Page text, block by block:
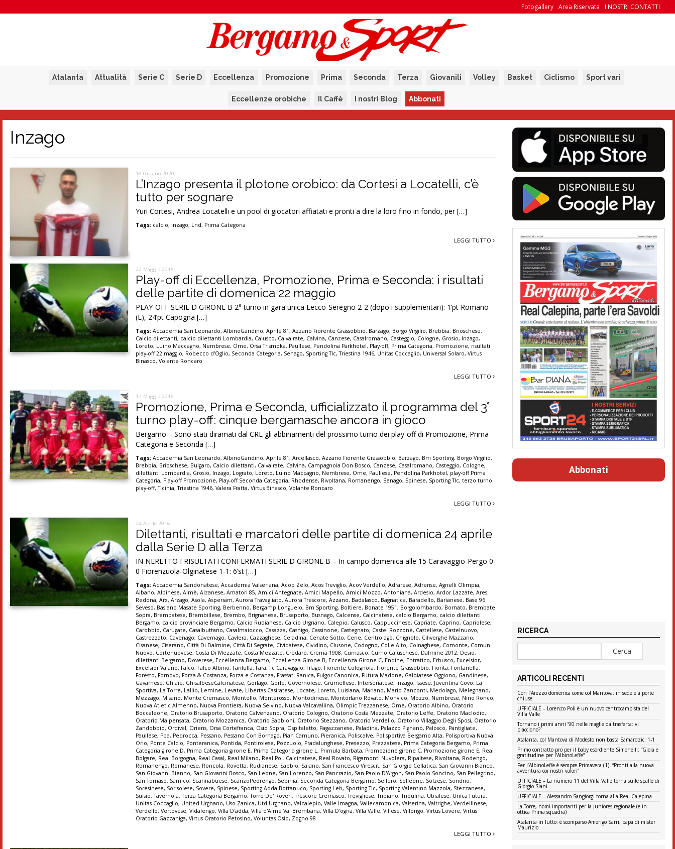
I NOSTRI CONTATTI
Area Riservata
Fotogallery
Atalanta Attualità Serie C Serie D Eccellenza Promozione Prima Seconda Terza Giovanili Volley Basket Ciclismo Sport vari
Eccellenze orobiche Il Caffè I nostri Blog Abbonati
Inzago
18 Giugno 2020
L’Inzago presenta il plotone orobico: da Cortesi a Locatelli, c’è
tutto per sognare
Yuri Cortesi, Andrea Locatelli e un pool di giocatori affiatati e pronti a dire la loro fino in fondo, per […]
Tags: calcio, Inzago, Lnd, Prima Categoria
LEGGI TUTTO
22 Maggio 2016
Play-off di Eccellenza, Promozione, Prima e Seconda: i risultati
delle partite di domenica 22 maggio
PLAY-OFF SERIE D GIRONE B 2° turno in gara unica Lecco-Seregno 2-2 (dopo i supplementari): 1’pt Romano
(L), 24’pt Capogna […]
Tags: Accademia San Leonardo,AlbinoGandino,Aprile 81,Azzano Fiorente Grassobbio, Barzago, Borgo Virgilio, Brebbia, Brioschese,
Calcio dilettanti, calcio dilettanti Lombardia, Calusco, Calvairate, Calvina, Canzese, Casalromano, Casteggio, Cologne, Grosio, Inzago,
Loreto, Luino Maccagno, Nembrese, Ome, Orsa Trismoka, Paullese, Pendolina Parkhotel, Play-off, Prima Categoria, Promozione, risultati
play-off 22 maggio, Robecco d'Oglio, Seconda Categoria, Senago, Sporting Tlc,Triestina 1946, Unitas Coccaglio, Universal Solaro,Virtus
Binasco,Volante Roncaro
LEGGI TUTTO
17 Maggio 2016
Promozione, Prima e Seconda, ufficializzato il programma del 3°
turno play-off: cinque bergamasche ancora in gioco
Bergamo – Sono stati diramati dal CRL gli abbinamenti del prossimo turno dei play-off di Promozione, Prima
Categoria e Seconda […]
Tags: Accademia San Leonardo,AlbinoGandino,Aprile 81,Arcellasco,Azzano Fiorente Grassobbio, Barzago, Bm Sporting, Borgo Virgilio,
Brebbia, Brioschese, Bulgaro, Calcio dilettanti, Calvairate, Calvina, Campagnola Don Bosco, Canzese, Casalromano, Casteggio, Cologne,
dilettanti Lombardia, Grosio, Inzago, Lograto, Loreto, Luino Maccagno, Nembrese, Ome, Paullese, Pendolina Parkhotel, play-off Prima
Categoria, Play-off Promozione, Play-off Seconda Categoria, Rhodense, Rivoltana, Romanengo, Senago, Spinese, Sporting Tlc,terzo turno
play-off,Ticinia,Triestina 1946,Valera Fratta,Virtus Binasco,Volante Roncaro
LEGGI TUTTO
24 Aprile 2016
Dilettanti, risultati e marcatori delle partite di domenica 24 aprile
dalla Serie D alla Terza
IN NERETTO I RISULTATI CONFERMATI SERIE D GIRONE B – In campo domenica alle 15 Caravaggio-Pergo 0-
0 Fiorenzuola-Olginatese 1-1: 6’st […]
Tags: Accademia Sandonatese,Accademia Valseriana,Acop Zelo,Acos Treviglio,Acov Verdello,Adrarese,Adrense,Agnelli Olimpia,
Albano,Albinese,Almè,Alzanese,Amatori 85,Amici Antegnate,Amici Mapello,Amici Mozzo,Antoniana,Ardesio,Ardor Lazzate,Ares
Redona,Arx,Arzago,Asola,Asperiam,Aurora Travagliato,Aurora Trescore,Azzano, Badalasco, Bagnatica, Baradello, Barianese, Base 96
Seveso, Basiano Masate Sporting, Berbenno, Bergamp Longuelo, Bm Sporting, Boltiere, Bonate 1951, Borgolombardo, Bornato, Brembate
Sopra, Brembatese, Brembillese, Brembo, Brignanese, Brusaporto, Busnago, Calcense, Calcinatese, calcio Bergamo, calcio dilettanti
Bergamo, calcio provinciale Bergamo, Calcio Rudianese, Calcio Urgnano, Calepio, Calusco, Cappuccinese, Capriate, Caprino, Capriolese,
Carobbio, Carugate, Casalbuttano, Casalmaiocco, Casazza, Casnigo, Cassinone, Castegnato, Castel Rozzone, Castellese, Castelnuovo,
Castrezzato, Cavenago, Cavernago, Cavlera, Cazzaghese, Celadina, Cenate Sotto, Cene, Centrolago, Chignolo, Ciliverghe Mazzano,
Cisanese, Ciserano, Città Di Dalmine, Città Di Segrate, Cividatese, Cividino, Clusone, Codogno, Colle Alto, Colnaghese, Comonte, Comun
Nuovo, Cortenuovese, Costa Di Mezzate, Costa Mezzate, Credaro, Crema 1908, Curnasco, Curno Caluschese, Dalmine 2012, Desio,
dilettanti Bergamo, Doverese, Eccellenza Bergamo, Eccellenza Girone B, Eccellenza Girone C, Endine, Entratico, Erbusco, Excelsior,
Excelsior Vaiano, Falco, Falco Albino, Fanfulla, Fara, Fc Caravaggio, Filago, Fiorente Colognola, Fiorente Grassobbio, Fiorita, Fontanella,
Foresto, Fornovo, Forza & Costanza, Forza e Costanza, Frassati Ranica, Fulgor Canonica, Futura Madone, Galbiatese Oggiono, Gandinese,
Gavarnese, Ghiaie, GhisalbeseCalcinatese, Gorlago, Gorle, Governolese, Grumellese, Interseriatese, Inzago, Issese, Juventina Covo, La
Sportiva, La Torre, Lallio, Lemine, Levate, Libertas Casiratese, Locate, Loreto, Luisiana, Mariano, Mario Zanconti, Medolago, Melegnano,
Mezzago, Misano, Monte Cremasco, Montello, Monterosso, Montodinese, Montorfano Rovato, Monvico, Mozzo, Nembrese, Nino Ronco,
Nuova Atletic Almenno, Nuova Frontiera, Nuova Selvino, Nuova Valcavallina, Olimpic Trezzanese, Ome, Oratorio Albino, Oratorio
Boccaleone, Oratorio Brusaporto, Oratorio Calvenzano, Oratorio Cologno, Oratorio Costa Mezzate, Oratorio Leffe, Oratorio Maclodio,
Oratorio Malpensata, Oratorio Mozzanica, Oratorio Sabbioni, Oratorio Stezzano, Oratorio Verdello, Oratorio Villaggio Degli Sposi, Oratorio
Zandobbio, Ordival, Oriens, Orsa Cortefranca, Osio Sopra, Ospitaletto, Pagazzanese, Paladina, Palazzo Pignano, Palosco, Pantigliate,
Paullese, Pba, Pedrocca, Pessano, Pessano Con Bornago, Pian Camuno, Pieranica, Poliscalve, Polisportiva Bergamo Alta, Polisportiva Nuova
Orio, Ponte Calcio, Ponteranica, Pontida, Pontirolese, Pozzuolo, Pradalunghese, Presezzo, Prezzatese, Prima Categoria Bergamo, Prima
Categoria girone D, Prima Categoria girone E, Prima Categoria girone L, Primula Barbata, Promozione girone C, Promozione girone E, Real
Bolgare, Real Borgogna, Real Casal, Real Milano, Real Pol. Calcinatese, Real Rovato, Rigamonti Nuvolera, Ripaltese, Rivoltana, Rodengo,
Romanengo, Romanese, Roncola, Rovetta, Rudianese, Sabbio, Saiano, San Francesco Virescit, San Giorgio Cellatica, San Giovanni Bianco,
San Giovanni Bienno, San Giovanni Bosco, San Leone, San Lorenzo, San Pancrazio, San Paolo D'Argon, San Paolo Soncino, San Pellegrino,
San Tomaso, Sarnico, Scannabuese, ScanzoPedrengo, Sebinia, Seconda Categoria Bergamo, Sellero, Solleone, Solzese, Sondrio,
Soresinese, Sorisolese, Sovere, Spinese, Sporting Adda Bottanuco, Sporting Leb, Sporting Tlc, Sporting Valentino Mazzola, Stezzanese,
Suisio,Tavernola,Terza Categoria Bergamo,Torre De' Roveri,Trescore Cremasco,Trevigliese,Tribiano,Tribulina, Ubialese, Unica Futura,
Unitas Coccaglio, United Urgnano, Uso Zanica, Utd Urgnano,Valcalepio,Valle Imagna,Vallecamonica,Valserina,Valtrighe,Verdellinese,
Verdello,Vertovese,Vidalengo,Villa D'adda,Villa d'Almè Val Brembana,Villa D'ogna,Villa Valle,Villese,Villongo,Virtus Lovere,Virtus
Oratorio Gazzaniga,Virtus Oratorio Petosino,Voluntas Osio, Zogno 98
LEGGI TUTTO
Abbonati
RICERCA
ARTICOLI RECENTI
Con l’Arezzo domenica come col Mantova: in sede e a porte
chiuse
UFFICIALE – Lorenzo Poli è un nuovo centrocampista del
Villa Valle
Tornano i primi anni ’90 nelle maglie da trasferta: vi
piacciono?
Atalanta, col Mantova di Modesto non basta Samardzic: 1-1
Primo contratto pro per il baby esordiente Simonelli: “Gioia e
gratitudine per l’AlbinoLeffe”
Per l’AlbinoLeffe è sempre Primavera (1): “Pronti alla nuova
avventura coi nostri valori”
UFFICIALE – La numero 11 del Villa Valle torna sulle spalle di
Giorgio Siani
UFFICIALE – Alessandro Sangiorgi torna alla Real Calepina
La Torre, nomi importanti per la Juniores regionale (e in
ottica Prima squadra)
Atalanta in lutto: è scomparso Amerigo Sarri, papà di mister
Maurizio